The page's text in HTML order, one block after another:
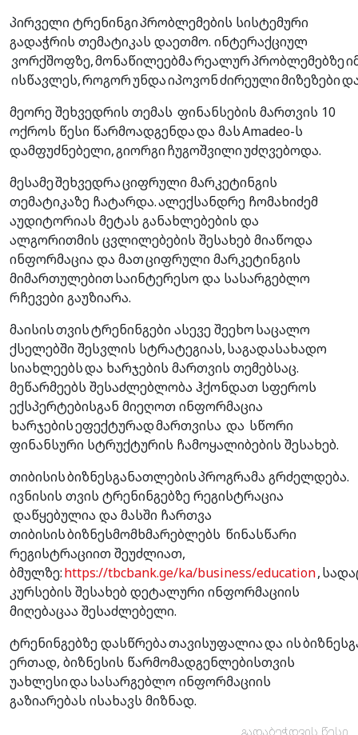
პირველი ტრენინგი პრობლემების სისტემური
გადაჭრის თემატიკას დაეთმო. ინტერაქციულ
ვორქშოფზე, მონაწილეებმა რეალურ პრობლემებზე
ისწავლეს, როგორ უნდა იპოვონ ძირეული მიზეზები
მეორე შეხვედრის თემას ფინანსების მართვის 10
ოქროს წესი წარმოადგენდა და მას Amadeo-ს
დამფუძნებელი, გიორგი ჩუგოშვილი უძღვებოდა.
მესამე შეხვედრა ციფრული მარკეტინგის
თემატიკაზე ჩატარდა. ალექსანდრე ჩომახიძემ
აუდიტორიას მეტას განახლებების და
ალგორითმის ცვლილებების შესახებ მიაწოდა
ინფორმაცია და მათ ციფრული მარკეტინგის
მიმართულებით საინტერესო და სასარგებლო
რჩევები გაუზიარა.
მაისის თვის ტრენინგები ასევე შეეხო საცალო
ქსელებში შესვლის სტრატეგიას, საგადასახადო
სიახლეებს და ხარჯების მართვის თემებსაც.
მეწარმეებს შესაძლებლობა ჰქონდათ სფეროს
ექსპერტებისგან მიეღოთ ინფორმაცია
ხარჯების ეფექტურად მართვისა და სწორი
ფინანსური სტრუქტურის ჩამოყალიბების შესახებ.
თიბისის ბიზნესგანათლების პროგრამა გრძელდება.
ივნისის თვის ტრენინგებზე რეგისტრაცია
დაწყებულია და მასში ჩართვა
თიბისის ბიზნესმომხმარებლებს წინასწარი
რეგისტრაციით შეუძლიათ,
ბმულზე:https://tbcbank.ge/ka/business/education,
კურსების შესახებ დეტალური ინფორმაციის
მიღებაცაა შესაძლებელი.
ტრენინგებზე დასწრება თავისუფალია და ის
ერთად, ბიზნესის წარმომადგენლებისთვის
უახლესი და სასარგებლო ინფორმაციის
გაზიარებას ისახავს მიზნად.
გადაბეჭდვის წესი